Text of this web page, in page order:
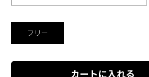
フリー
カートに入れる